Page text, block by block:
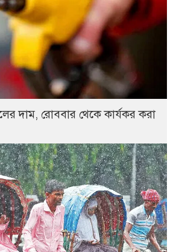
দাম, রোববার থেকে কার্যকর করা